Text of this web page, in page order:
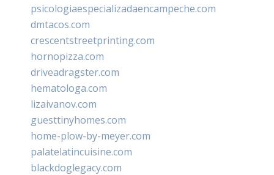
psicologiaespecializadaencampeche.com
dmtacos.com
crescentstreetprinting.com
hornopizza.com
driveadragster.com
hematologa.com
lizaivanov.com
guesttinyhomes.com
home-plow-by-meyer.com
palatelatincuisine.com
blackdoglegacy.com